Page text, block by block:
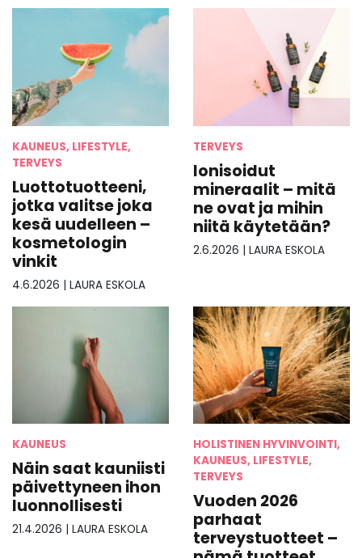
KAUNEUS, LIFESTYLE,
TERVEYS
Luottotuotteeni,
jotka valitse joka
kesä uudelleen –
kosmetologin
vinkit
4.6.2026 | LAURA ESKOLA
TERVEYS
Ionisoidut
mineraalit – mitä
ne ovat ja mihin
niitä käytetään?
2.6.2026 | LAURA ESKOLA
KAUNEUS
Näin saat kauniisti
päivettyneen ihon
luonnollisesti
21.4.2026 | LAURA ESKOLA
HOLISTINEN HYVINVOINTI,
KAUNEUS, LIFESTYLE,
TERVEYS
Vuoden 2026
parhaat
terveystuotteet –